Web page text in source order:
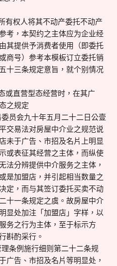
权人将其不动产委托不动产
考，本契约之主体应为企业经
其提供予消费者使用（即委托
商号）参考本模板订立委托销
十三条规定意旨，就个别情况
直营型态经营时，在其广
之规定
员会九十年五月二十二日公壹
交易法对房屋中介业之规范说
未于广告、市招及名片上明显
或表征其经营之主体，而纵使
法分辨提供中介服务之主体，
是加盟店，并引起相当数量之
定，而与其签订委托买卖不动
十一条规定之虞。故房屋中介
显处加注「加盟店」字样，以
务之行为主体，至于标示方
斟酌采行。
条例施行细则第二十二条规
广告、市招及名片等明显处，